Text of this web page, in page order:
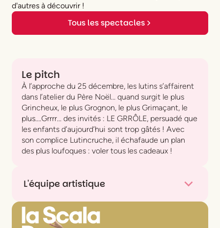
d'autres à découvrir !
Tous les spectacles
Le pitch
À l’approche du 25 décembre, les lutins s’affairent
dans l’atelier du Père Noël… quand surgit le plus
Grincheux, le plus Grognon, le plus Grimaçant, le
plus….Grrrr… des invités : LE GRRÔLE, persuadé que
les enfants d’aujourd’hui sont trop gâtés ! Avec
son complice Lutincruche, il échafaude un plan
des plus loufoques : voler tous les cadeaux !
L'équipe artistique
Adaptation & mise en scène :Les Frères Safa
Avec Le Grrôle :Matthieu Brugot